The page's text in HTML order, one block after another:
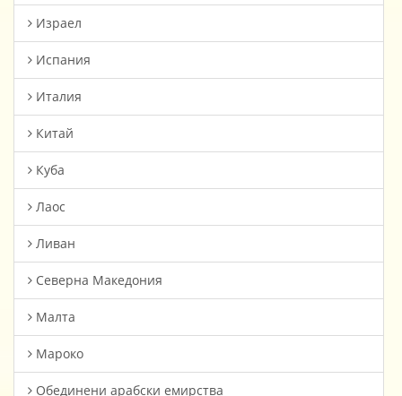
Израел
Испания
Италия
Китай
Куба
Лаос
Ливан
Северна Македония
Малта
Мароко
Oбединени арабски емирства